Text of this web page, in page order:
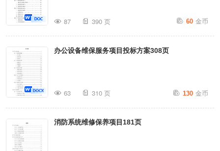
87 390 页 60 金币
办公设备维保服务项目投标方案308页
63 310 页 130 金币
消防系统维修保养项目181页